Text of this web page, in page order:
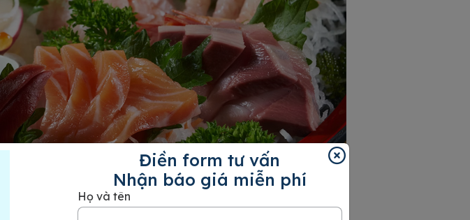
Điền form tư vấn
Nhận báo giá miễn phí
Họ và tên